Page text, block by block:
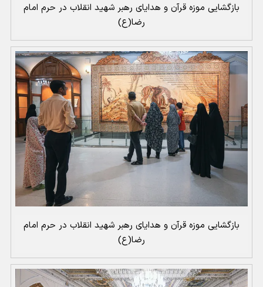
بازگشایی موزه قرآن و هدایای رهبر شهید انقلاب در حرم امام
رضا(ع)
بازگشایی موزه قرآن و هدایای رهبر شهید انقلاب در حرم امام
رضا(ع)